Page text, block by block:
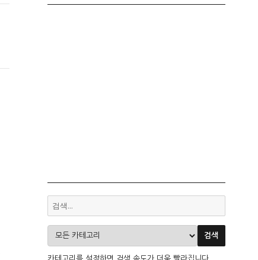
카테고리를 설정하면 검색 속도가 더욱 빨라집니다.